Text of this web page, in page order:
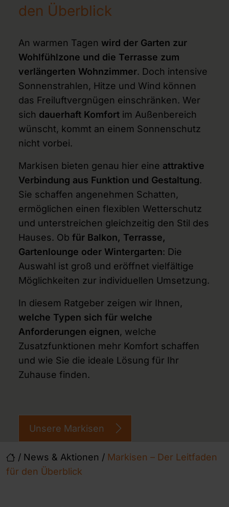
/ News & Aktionen / Markisen – Der Leitfaden
für den Überblick
den Überblick
An warmen Tagen wird der Garten zur
Wohlfühlzone und die Terrasse zum
verlängerten Wohnzimmer. Doch intensive
Sonnenstrahlen, Hitze und Wind können
das Freiluftvergnügen einschränken. Wer
sich dauerhaft Komfort im Außenbereich
wünscht, kommt an einem Sonnenschutz
nicht vorbei.
Markisen bieten genau hier eine attraktive
Verbindung aus Funktion und Gestaltung.
Sie schaffen angenehmen Schatten,
ermöglichen einen flexiblen Wetterschutz
und unterstreichen gleichzeitig den Stil des
Hauses. Ob für Balkon, Terrasse,
Gartenlounge oder Wintergarten: Die
Auswahl ist groß und eröffnet vielfältige
Möglichkeiten zur individuellen Umsetzung.
In diesem Ratgeber zeigen wir Ihnen,
welche Typen sich für welche
Anforderungen eignen, welche
Zusatzfunktionen mehr Komfort schaffen
und wie Sie die ideale Lösung für Ihr
Zuhause finden.
Unsere Markisen